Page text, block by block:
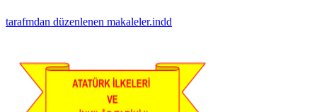
tarafmdan düzenlenen makaleler.indd